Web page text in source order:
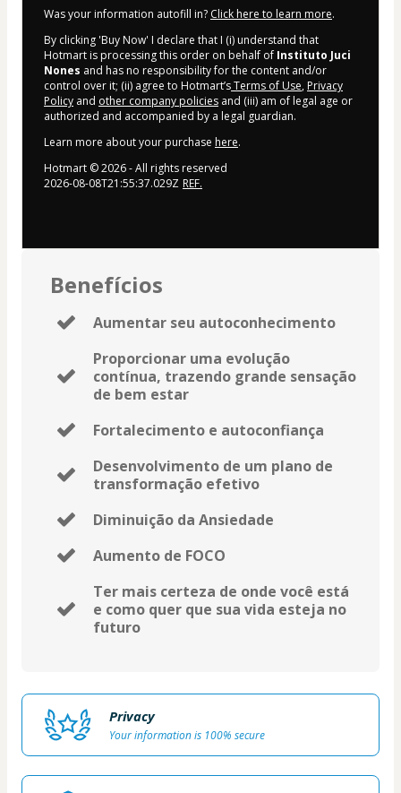
Was your information autofill in? Click here to learn more.
By clicking 'Buy Now' I declare that I (i) understand that
Hotmart is processing this order on behalf of Instituto Juci
Nones and has no responsibility for the content and/or
control over it; (ii) agree to Hotmart’sTerms of Use, Privacy
Policy and other company policies and (iii) am of legal age or
authorized and accompanied by a legal guardian.
Learn more about your purchase here.
Hotmart ©2026- All rights reserved
2026-08-08T21:55:37.029Z REF.
Benefícios
Aumentar seu autoconhecimento
Proporcionar uma evolução
contínua, trazendo grande sensação
de bem estar
Fortalecimento e autoconfiança
Desenvolvimento de um plano de
transformação efetivo
Diminuição da Ansiedade
Aumento de FOCO
Ter mais certeza de onde você está
e como quer que sua vida esteja no
futuro
Privacy
Your information is 100% secure